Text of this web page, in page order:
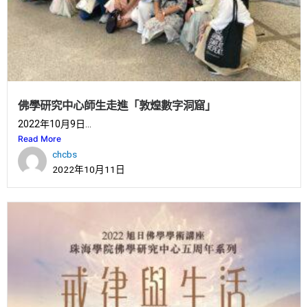
佛學研究中心師生走進「敦煌數字洞窟」
2022年10月9日...
Read More
chcbs
2022年10月11日